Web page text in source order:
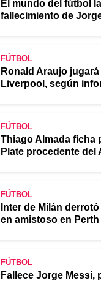
El mundo del fútbol
fallecimiento de
FÚTBOL
Ronald Araujo jugará
Liverpool, según
FÚTBOL
Thiago Almada ficha
Plate procedente del
FÚTBOL
Inter de Milán
en amistoso en Perth
FÚTBOL
Fallece Jorge Messi,